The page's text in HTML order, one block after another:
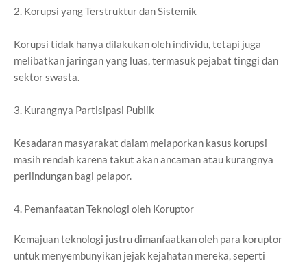
2. Korupsi yang Terstruktur dan Sistemik
Korupsi tidak hanya dilakukan oleh individu, tetapi juga
melibatkan jaringan yang luas, termasuk pejabat tinggi dan
sektor swasta.
3. Kurangnya Partisipasi Publik
Kesadaran masyarakat dalam melaporkan kasus korupsi
masih rendah karena takut akan ancaman atau kurangnya
perlindungan bagi pelapor.
4. Pemanfaatan Teknologi oleh Koruptor
Kemajuan teknologi justru dimanfaatkan oleh para koruptor
untuk menyembunyikan jejak kejahatan mereka, seperti